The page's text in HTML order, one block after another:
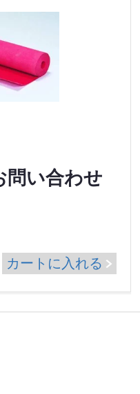
問い合わせ
カートに入れる